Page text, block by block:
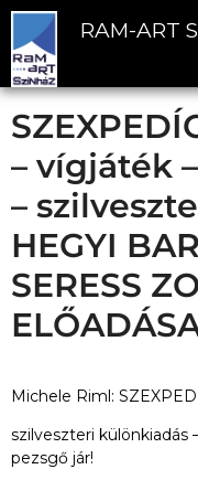
RAM-ART
– vígjáték –
–
HEGYI
SERESS
Michele Riml:
szilveszteri
pezsgő jár!